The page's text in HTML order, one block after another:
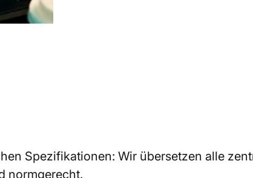
Spezifikationen: Wir übersetzen alle
normgerecht.